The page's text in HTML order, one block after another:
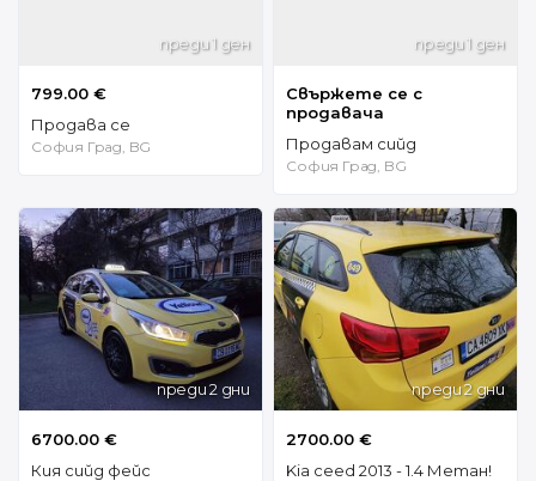
преди 1 ден
799.00 €
Продава се
София Град, BG
преди 1 ден
Свържете се с
продавача
Продавам сийд
София Град, BG
преди 2 дни
6700.00 €
Кия сийд фейс
преди 2 дни
2700.00 €
Kia ceed 2013 - 1.4 Метан!